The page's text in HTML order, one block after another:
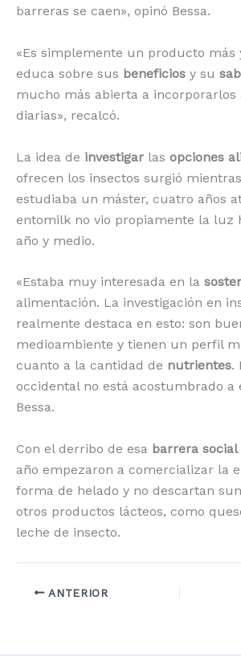
barreras se caen», opinó Bessa.
«Es simplemente un producto más
educa sobre sus beneficios y su
mucho más abierta a incorporarlos
diarias», recalcó.
La idea de investigar las opciones
ofrecen los insectos surgió
estudiaba un máster, cuatro años
entomilk no vio propiamente la luz
año y medio.
«Estaba muy interesada en la
alimentación. La investigación en
realmente destaca en esto: son
medioambiente y tienen un perfil
cuanto a la cantidad de nutrientes.
occidental no está acostumbrado a
Bessa.
Con el derribo de esa barrera social
año empezaron a comercializar la
forma de helado y no descartan
otros productos lácteos, como
leche de insecto.
ANTERIOR